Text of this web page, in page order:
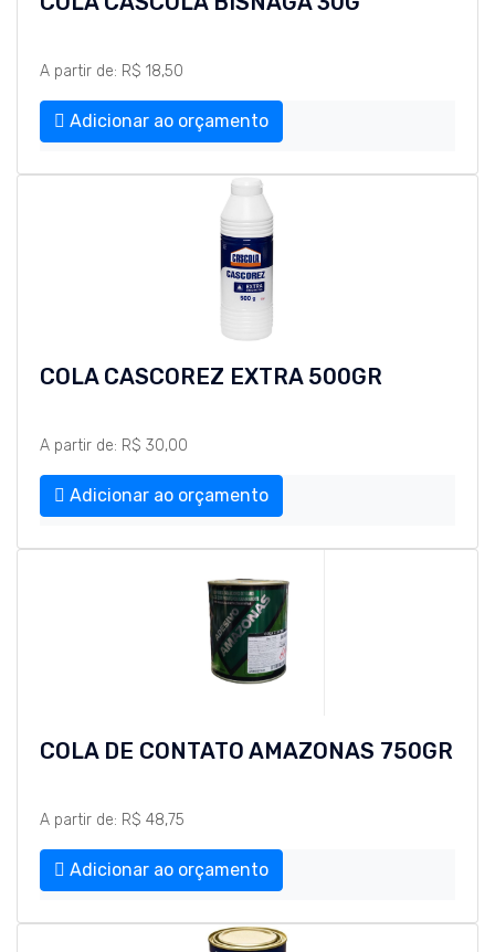
A partir de: R$ 18,50
Adicionar ao orçamento
COLA CASCOREZ EXTRA 500GR
A partir de: R$ 30,00
Adicionar ao orçamento
COLA DE CONTATO AMAZONAS 750GR
A partir de: R$ 48,75
Adicionar ao orçamento